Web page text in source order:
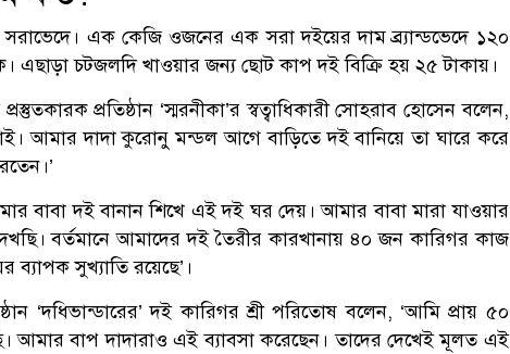
এক কেজি ওজনের এক সরা দইয়ের দাম ব্র্যান্ডভেদে ১২০
এছাড়া চটজলদি খাওয়ার জন্য ছোট কাপ দই বিক্রি হয় ২৫ টাকায়।
প্রতিষ্ঠান ‘স্মরনীকা’র স্বত্বাধিকারী সোহরাব হোসেন বলেন,
আমার দাদা কুরোনু মন্ডল আগে বাড়িতে দই বানিয়ে তা ঘারে করে
বাবা দই বানান শিখে এই দই ঘর দেয়। আমার বাবা মারা যাওয়ার
বর্তমানে আমাদের দই তৈরীর কারখানায় ৪০ জন কারিগর কাজ
সুখ্যাতি রয়েছে’।
‘দধিভান্ডারের’ দই কারিগর শ্রী পরিতোষ বলেন, ‘আমি প্রায় ৫০
আমার বাপ দাদারাও এই ব্যাবসা করেছেন। তাদের দেখেই মূলত এই